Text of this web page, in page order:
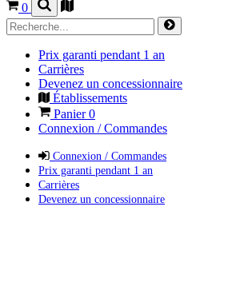
0
Prix garanti pendant 1 an
Carrières
Devenez un concessionnaire
Établissements
Panier0
Connexion / Commandes
Connexion / Commandes
Prix garanti pendant 1 an
Carrières
Devenez un concessionnaire